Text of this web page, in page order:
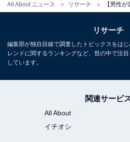
All About ニュース リサーチ
リサーチ
編集部が独自目線で調査したトピックスをは
レンドに関するランキングなど、世の中で注
しています。
関連サービ
All About
イチオシ